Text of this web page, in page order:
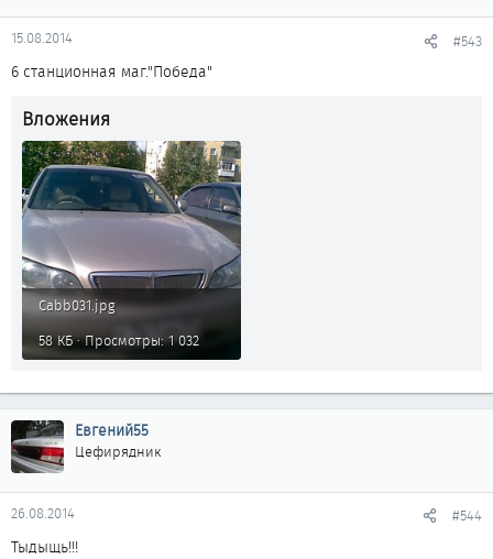
15.08.2014 #543
6 станционная маг."Победа"
Вложения
Cabb031.jpg
58 КБ · Просмотры: 1 032
Евгений55
Цефирядник
26.08.2014 #544
Тыдыщь!!!